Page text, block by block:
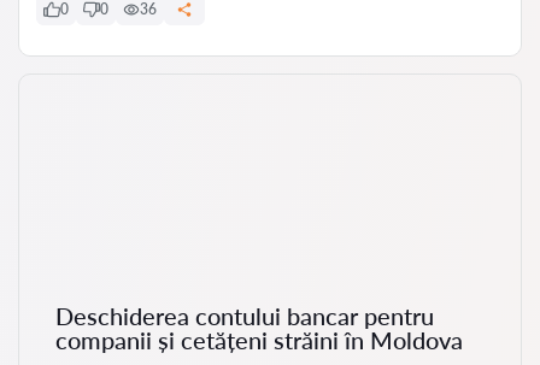
0 0 36
Deschiderea contului bancar pentru
companii și cetățeni străini în Moldova